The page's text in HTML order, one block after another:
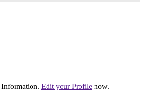
Edit your Profile now.